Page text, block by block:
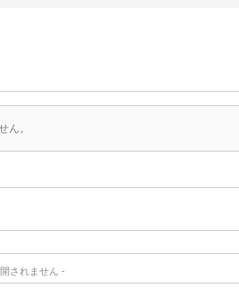
ん。
されません -